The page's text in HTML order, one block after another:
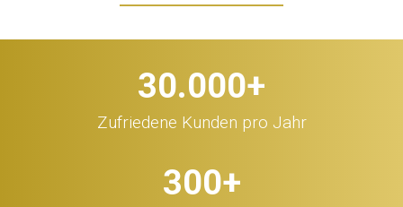
30.000+
Zufriedene Kunden pro Jahr
300+